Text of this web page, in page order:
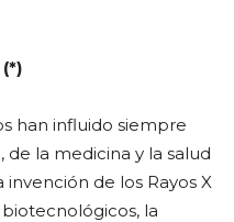
han influido siempre
de la medicina y la salud
de los Rayos X
la